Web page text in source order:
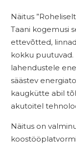
Näitus
Taani kogemusi
ettevõtted,
kokku puutuvad.
lahendustele
säästev
kaugkütte abil
akutoitel
Näitus on